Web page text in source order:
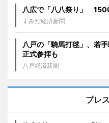
八広で「八八祭り」
すみだ経済新聞
八戸の「騎馬打毬」、若
正式参拝も
八戸経済新聞
プレ